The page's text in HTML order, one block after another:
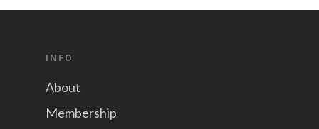
INFO
About
Membership